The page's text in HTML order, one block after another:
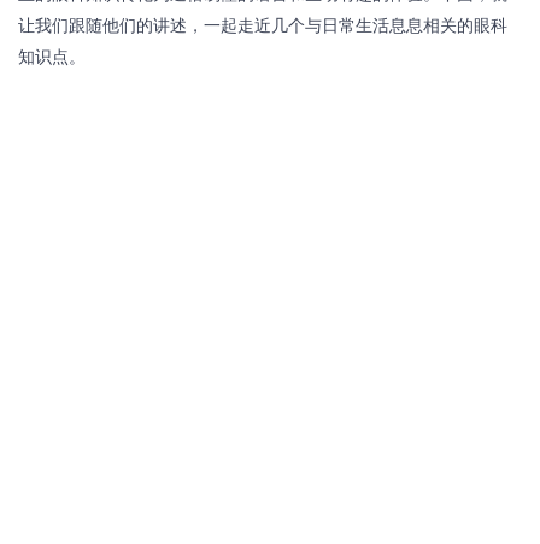
让我们跟随他们的讲述，一起走近几个与日常生活息息相关的眼科
知识点。